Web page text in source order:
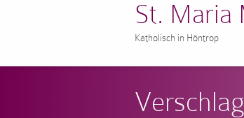
St. Maria
Katholisch in Höntrop